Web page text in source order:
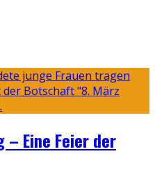
Eine Feier der